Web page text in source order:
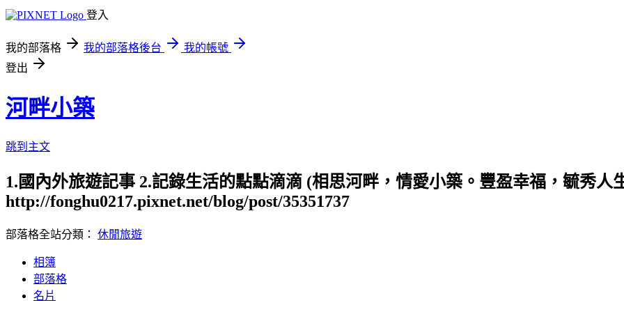
登入
我的部落格 我的部落格後台
我的帳號
登出
河畔小築
跳到主文
1.國內外旅遊記事 2.記錄生活的點點滴滴 (相思河畔，情愛小築。豐盈幸福，毓秀人
http://fonghu0217.pixnet.net/blog/post/35351737
部落格全站分類： 休閒旅遊
相簿
部落格
名片